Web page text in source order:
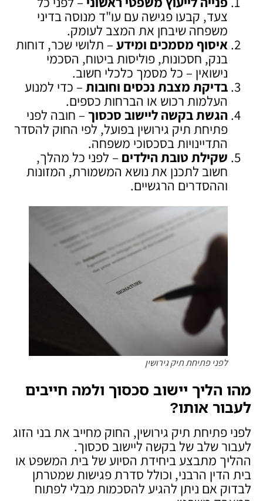
צעד, קבעו פגישה עם עו"ד מנוסה בדיני
משפחה שיבחן את המצב לעומק.
איסוף מסמכים ומידע – תלושי שכר, דוחות
בנק, חסכונות, פוליסות ביטוח, הסכמי
נישואין – כל מסמך כלכלי חשוב.
בדיקת מצבת נכסים וחובות – כדי למנוע
העלמות רכוש או הברחות כספים.
הגשת בקשה ליישוב סכסוך – חובה לפני
פתיחת תיק גירושין בפועל, לפי החוק להסדר
התדיינויות בסכסוכי משפחה.
שקילת טובת הילדים – לפני כל מהלך,
חשוב לתכנן את נושא המשמורת, המזונות
וההסדרים הרגשיים.
לפני פתיחת תיק גירושין
מהו הליך יישוב סכסוך ולמה חייבים
לעבור אותו?
לפני פתיחת תיק גירושין, החוק מחייב את בני הזוג
לעבור שלב של בקשה ליישוב סכסוך.
ההליך מתבצע ביחידת הסיוע של בית המשפט או
בית הדין הרבני, וכולל סדרת פגישות שמטרתן
לבדוק אם ניתן להגיע להסכמות מבלי לפתוח